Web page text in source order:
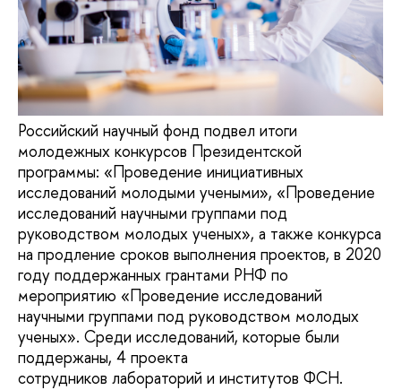
Российский научный фонд подвел итоги
молодежных конкурсов Президентской
программы: «Проведение инициативных
исследований молодыми учеными», «Проведение
исследований научными группами под
руководством молодых ученых», а также конкурса
на продление сроков выполнения проектов, в 2020
году поддержанных грантами РНФ по
мероприятию «Проведение исследований
научными группами под руководством молодых
ученых». Среди исследований, которые были
поддержаны, 4 проекта
сотрудников лабораторий и институтов ФСН.